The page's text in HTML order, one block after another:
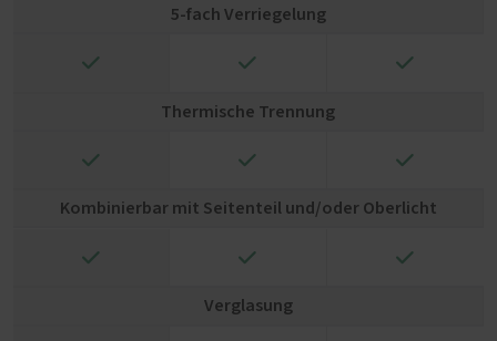
5-fach Verriegelung
✓ ✓ ✓
Thermische Trennung
✓ ✓ ✓
Kombinierbar mit Seitenteil und/oder Oberlicht
✓ ✓ ✓
Verglasung